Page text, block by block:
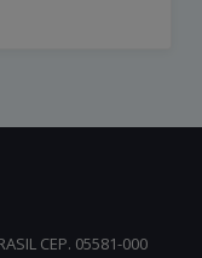
CEP. 05581-000